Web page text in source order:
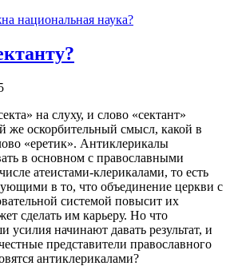
национальная наука?
на слуху, и слово «сектант»
же оскорбительный смысл, какой в
«еретик». Антиклерикалы
в основном с православными
атеистами-клерикалами, то есть
в то, что объединение церкви с
системой повысит их
сделать им карьеру. Но что
усилия начинают давать результат, и
представители православного
антиклерикалами?